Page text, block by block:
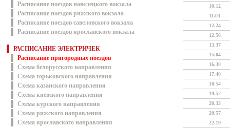
Расписание поездов павелецкого вокзала
Расписание поездов рижского вокзала
Расписание поездов савеловского вокзала
Расписание поездов ярославского вокзала
РАСПИСАНИЕ ЭЛЕКТРИЧЕК
Расписание пригородных поездов
Схема белорусского направления
Схема горьковского направления
Схема казанского направления
Схема киевского направления
Схема курского направления
Схема рижского направления
Схема ярославского направления
10.12
11.03
12.24
12.56
13.37
15.04
16.30
17.40
18.54
19.52
20.33
20.57
22.19